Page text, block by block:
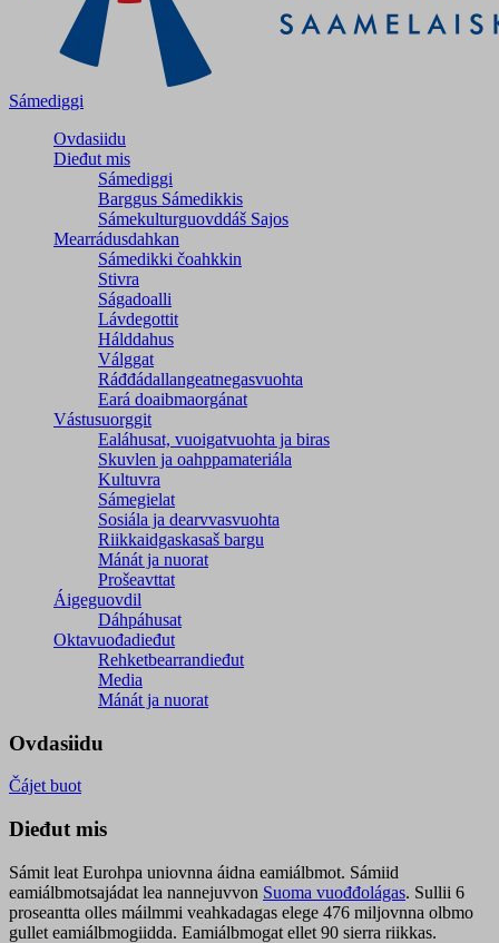
Sámediggi
Ovdasiidu
Dieđut mis
Sámediggi
Barggus Sámedikkis
Sámekulturguovddáš Sajos
Mearrádusdahkan
Sámedikki čoahkkin
Stivra
Ságadoalli
Lávdegottit
Hálddahus
Válggat
Ráđđádallangeatnegas­vuohta
Eará doaibmaorgánat
Vástusuorggit
Ealáhusat, vuoigatvuohta ja biras
Skuvlen ja oahppamateriála
Kultuvra
Sámegielat
Sosiála ja dearvvasvuohta
Riikkaidgaskasaš bargu
Mánát ja nuorat
Prošeavttat
Áigeguovdil
Dáhpáhusat
Oktavuođadieđut
Rehketbearrandieđut
Media
Mánát ja nuorat
Ovdasiidu
Čájet buot
Dieđut mis
Sámit leat Eurohpa uniovnna áidna eamiálbmot. Sámiid
eamiálbmotsajádat lea nannejuvvon Suoma vuođđolágas. Sullii 6
proseantta olles máilmmi veahkadagas elege 476 miljovnna olbmo
gullet eamiálbmogiidda. Eamiálbmogat ellet 90 sierra riikkas.